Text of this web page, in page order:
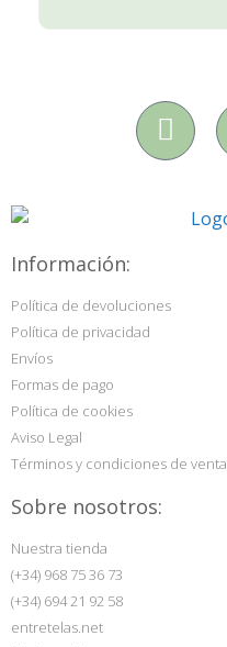
Información:
Política de devoluciones
Política de privacidad
Envíos
Formas de pago
Política de cookies
Aviso Legal
Términos y condiciones de venta
Sobre nosotros:
Nuestra tienda
(+34) 968 75 36 73
(+34) 694 21 92 58
entretelas.net